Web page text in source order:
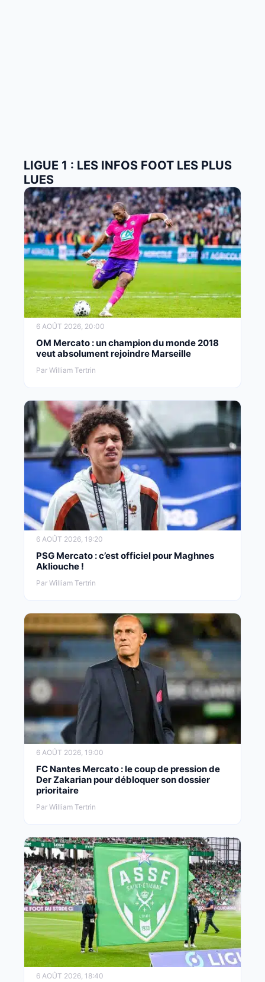
LIGUE 1 : LES INFOS FOOT LES PLUS
LUES
6 AOÛT 2026, 20:00
OM Mercato : un champion du monde 2018
veut absolument rejoindre Marseille
Par William Tertrin
6 AOÛT 2026, 19:20
PSG Mercato : c’est officiel pour Maghnes
Akliouche !
Par William Tertrin
6 AOÛT 2026, 19:00
FC Nantes Mercato : le coup de pression de
Der Zakarian pour débloquer son dossier
prioritaire
Par William Tertrin
6 AOÛT 2026, 18:40